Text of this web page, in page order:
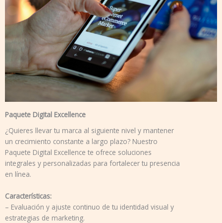
Paquete Digital Excellence
¿Quieres llevar tu marca al siguiente nivel y mantener
un crecimiento constante a largo plazo? Nuestro
Paquete Digital Excellence te ofrece soluciones
integrales y personalizadas para fortalecer tu presencia
en línea.
Características:
– Evaluación y ajuste continuo de tu identidad visual y
estrategias de marketing.